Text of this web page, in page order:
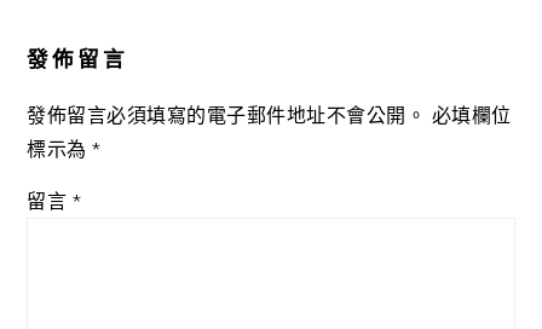
發佈留言
發佈留言必須填寫的電子郵件地址不會公開。 必填欄位
標示為*
留言 *